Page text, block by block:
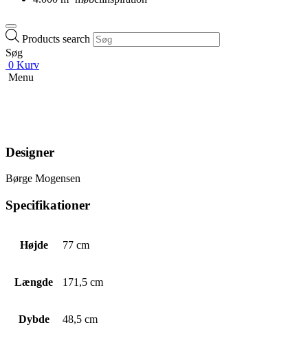
Products search
Søg
0 Kurv
Menu
Designer
Børge Mogensen
Specifikationer
Højde 77 cm
Længde 171,5 cm
Dybde 48,5 cm